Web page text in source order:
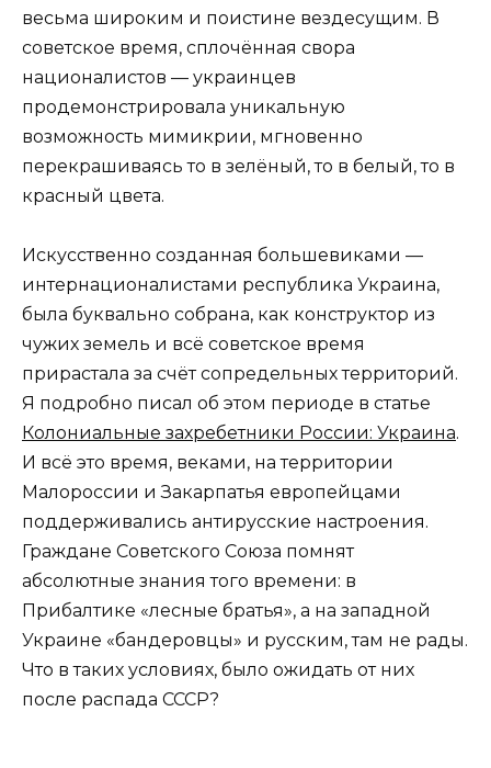
весьма широким и поистине вездесущим. В
советское время, сплочённая свора
националистов — украинцев
продемонстрировала уникальную
возможность мимикрии, мгновенно
перекрашиваясь то в зелёный, то в белый, то в
красный цвета.
Искусственно созданная большевиками —
интернационалистами республика Украина,
была буквально собрана, как конструктор из
чужих земель и всё советское время
прирастала за счёт сопредельных территорий.
Я подробно писал об этом периоде в статье
Колониальные захребетники России: Украина.
И всё это время, веками, на территории
Малороссии и Закарпатья европейцами
поддерживались антирусские настроения.
Граждане Советского Союза помнят
абсолютные знания того времени: в
Прибалтике «лесные братья», а на западной
Украине «бандеровцы» и русским, там не рады.
Что в таких условиях, было ожидать от них
после распада СССР?